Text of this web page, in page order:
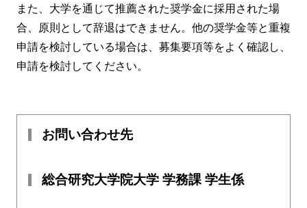
また、大学を通じて推薦された奨学金に採用された場
合、原則として辞退はできません。他の奨学金等と重複
申請を検討している場合は、募集要項等をよく確認し、
申請を検討してください。
お問い合わせ先
総合研究大学院大学 学務課 学生係